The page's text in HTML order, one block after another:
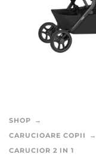
SHOP
CARUCIOARE COPII
CARUCIOR 2 IN 1